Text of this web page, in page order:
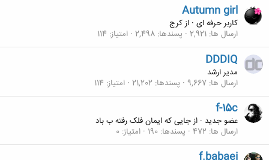
Autumn girl
کاربر حرفه ای · ازكرج
ارسال ها 2,921 پسندها 2,498 امتیاز 114
DDDIQ
مدیر ارشد
ارسال ها 9,667 پسندها 21,202 امتیاز 114
f-15c
عضو جدید · ازجایی که ایمان فلک رفته ب باد
ارسال ها 472 پسندها 190 امتیاز 0